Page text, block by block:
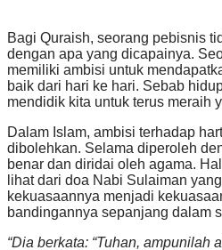
Bagi Quraish, seorang pebisnis
dengan apa yang dicapainya.
memiliki ambisi untuk
baik dari hari ke hari. Sebab
mendidik kita untuk terus meraih
Dalam Islam, ambisi terhadap
dibolehkan. Selama diperoleh
benar dan diridai oleh agama.
lihat dari doa Nabi Sulaiman
kekuasaannya menjadi
bandingannya sepanjang dalam
“Dia berkata: “Tuhan, ampunilah